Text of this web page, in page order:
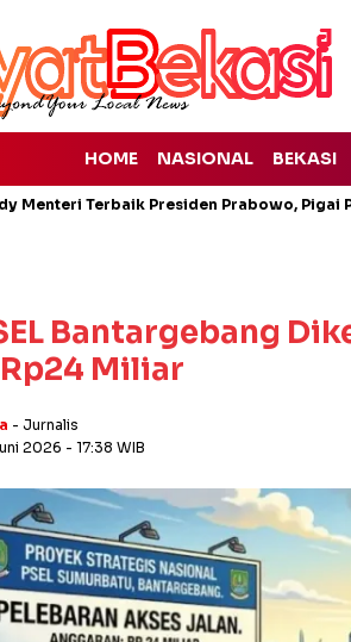
HOME NASIONAL BEKASI
Menteri Terbaik Presiden Prabowo, Pigai
Bantargebang
Miliar
- Jurnalis
2026 - 17:38 WIB